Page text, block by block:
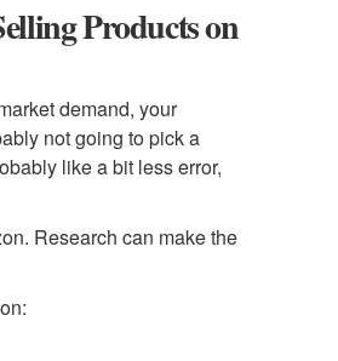
Products on
demand, your
not going to pick a
like a bit less error,
Research can make the